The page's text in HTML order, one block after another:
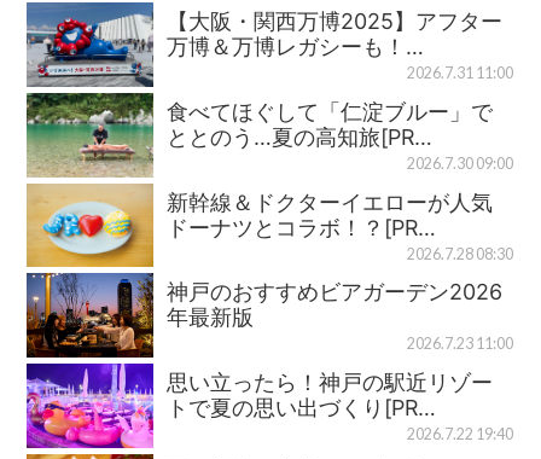
【大阪・関西万博2025】アフター
万博＆万博レガシーも！…
2026.7.31 11:00
食べてほぐして「仁淀ブルー」で
ととのう…夏の高知旅[PR…
2026.7.30 09:00
新幹線＆ドクターイエローが人気
ドーナツとコラボ！？[PR…
2026.7.28 08:30
神戸のおすすめビアガーデン2026
年最新版
2026.7.23 11:00
思い立ったら！神戸の駅近リゾー
トで夏の思い出づくり[PR…
2026.7.22 19:40